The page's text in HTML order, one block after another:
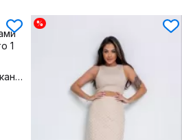
Макси юбка из гладкой ткани с глубокими складками
%